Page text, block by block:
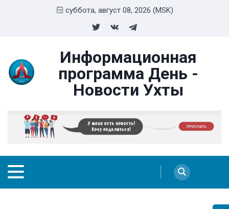
суббота, август 08, 2026 (MSK)
Информационная
программа День -
Новости Ухты